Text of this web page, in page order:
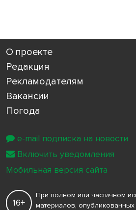
О проекте
Редакция
Рекламодателям
Вакансии
Погода
16+
При полном или частичном
материалов, опубликованных
e-mail подписка на новости
Включить уведомления
Мобильная версия сайта